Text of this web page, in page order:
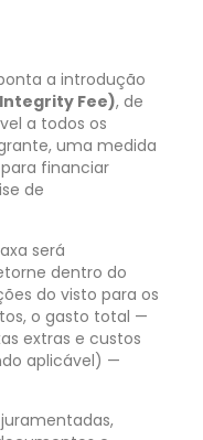
a introdução
Fee), de
a todos os
uma medida
financiar
de
será
dentro do
do visto para os
o gasto total —
extras e custos
aplicável) —